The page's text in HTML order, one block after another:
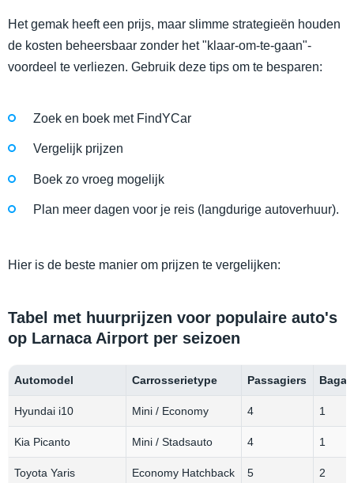
Het gemak heeft een prijs, maar slimme strategieën houden
de kosten beheersbaar zonder het "klaar-om-te-gaan"-
voordeel te verliezen. Gebruik deze tips om te besparen:
Zoek en boek met FindYCar
Vergelijk prijzen
Boek zo vroeg mogelijk
Plan meer dagen voor je reis (langdurige autoverhuur).
Hier is de beste manier om prijzen te vergelijken:
Tabel met huurprijzen voor populaire auto's
op Larnaca Airport per seizoen
Automodel Carrosserietype Passagiers
Hyundai i10 Mini / Economy 4 1
Kia Picanto Mini / Stadsauto 4 1
Toyota Yaris Economy Hatchback 5 2